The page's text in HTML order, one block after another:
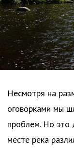
Несмотря на
оговорками мы
проблем. Но это
месте река